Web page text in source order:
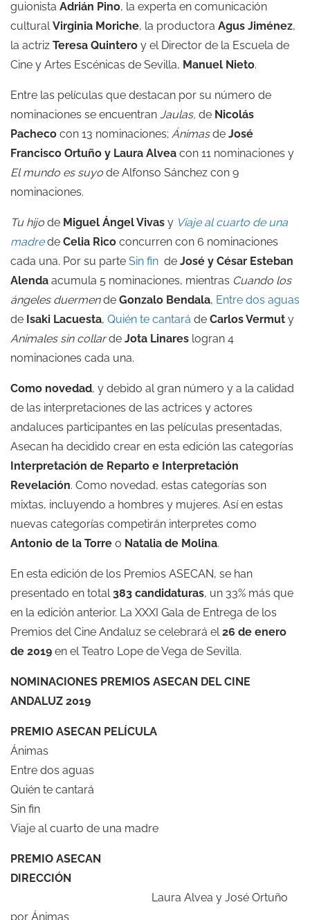
guionista Adrián Pino, la experta en comunicación
cultural Virginia Moriche, la productora Agus Jiménez,
la actriz Teresa Quintero y el Director de la Escuela de
Cine y Artes Escénicas de Sevilla, Manuel Nieto.
Entre las películas que destacan por su número de
nominaciones se encuentran Jaulas, de Nicolás
Pacheco con 13 nominaciones; Ánimasde José
Francisco Ortuño y Laura Alvea con 11 nominaciones y
El mundo es suyo de Alfonso Sánchez con 9
nominaciones.
Tu hijo de Miguel Ángel Vivas y Viaje al cuarto de una
madrede Celia Rico concurren con 6 nominaciones
cada una. Por su parte Sin fin de José y César Esteban
Alenda acumula 5 nominaciones, mientras Cuando los
ángeles duermende Gonzalo Bendala, Entre dos aguas
de Isaki Lacuesta, Quién te cantará de Carlos Vermut y
Animales sin collarde Jota Linares logran 4
nominaciones cada una.
Como novedad, y debido al gran número y a la calidad
de las interpretaciones de las actrices y actores
andaluces participantes en las películas presentadas,
Asecan ha decidido crear en esta edición las categorías
Interpretación de Reparto e Interpretación
Revelación. Como novedad, estas categorías son
mixtas, incluyendo a hombres y mujeres. Así en estas
nuevas categorías competirán interpretes como
Antonio de la Torre o Natalia de Molina.
En esta edición de los Premios ASECAN, se han
presentado en total 383 candidaturas, un 33% más que
en la edición anterior. La XXXI Gala de Entrega de los
Premios del Cine Andaluz se celebrará el 26 de enero
de 2019 en el Teatro Lope de Vega de Sevilla.
NOMINACIONES PREMIOS ASECAN DEL CINE
ANDALUZ 2019
PREMIO ASECAN PELÍCULA
Ánimas
Entre dos aguas
Quién te cantará
Sin fin
Viaje al cuarto de una madre
PREMIO ASECAN
DIRECCIÓN
Laura Alvea y José Ortuño
por Ánimas